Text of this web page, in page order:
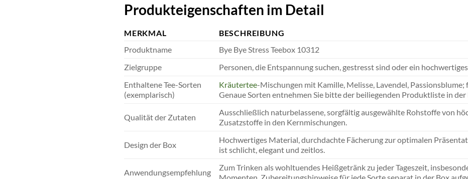
Produkteigenschaften im Detail
MERKMAL
BESCHREIBUNG
Produktname
Bye Bye Stress Teebox 10312
Zielgruppe
Personen, die Entspannung suchen, gestresst sind oder ein
Enthaltene Tee-Sorten
(exemplarisch)
Kräutertee-Mischungen mit Kamille, Melisse, Lavendel,
Genaue Sorten entnehmen Sie bitte der beiliegenden Produktliste in der
Qualität der Zutaten
Ausschließlich naturbelassene, sorgfältig ausgewählte Rohstoffe von
Zusatzstoffe in den Kernmischungen.
Design der Box
Hochwertiges Material, durchdachte Fächerung zur optimalen
ist schlicht, elegant und zeitlos.
Anwendungsempfehlung
Zum Trinken als wohltuendes Heißgetränk zu jeder Tageszeit,